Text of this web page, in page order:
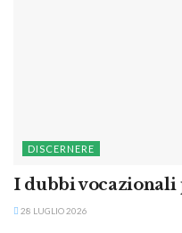
DISCERNERE
I dubbi
28 LUGLIO 2026